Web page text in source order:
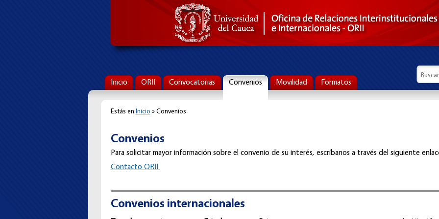
Inicio ORII Convocatorias Convenios Movilidad Formatos
Buscar
Estás en:Inicio » Convenios
Convenios
Para solicitar mayor información sobre el convenio de su interés, escríbanos a través del siguiente
Contacto ORII
Convenios internacionales